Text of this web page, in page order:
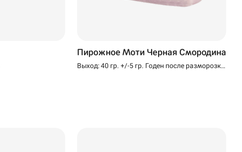
Пирожное Моти Черная Смородина
Выход: 40 гр. +/-5 гр. Годен после разморозки